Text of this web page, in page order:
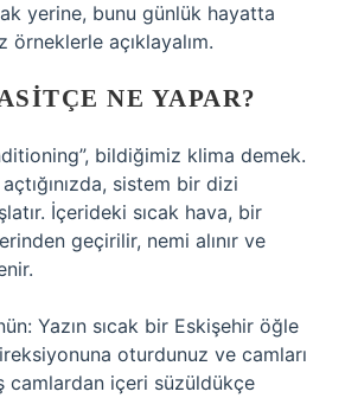
yerine, bunu günlük hayatta
örneklerle açıklayalım.
NE YAPAR?
bildiğimiz klima demek.
sistem bir dizi
İçerideki sıcak hava, bir
geçirilir, nemi alınır ve
Yazın sıcak bir Eskişehir öğle
oturdunuz ve camları
camlardan içeri süzüldükçe